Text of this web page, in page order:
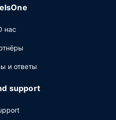
зала(-ов) для
парковка.
нас
и ответы
support